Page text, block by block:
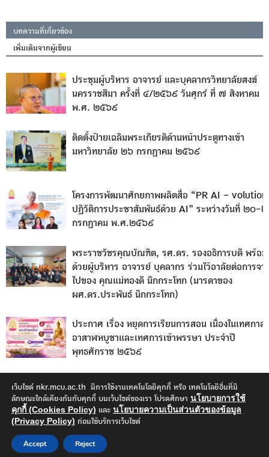
บทความที่เกี่ยวข้อง
เพิ่มเติมจากผู้เขียน
ประชุมผู้บริหาร อาจารย์ และบุคลากรวิทยาลัยสงฆ์
นครราชสีมา ครั้งที่ ๔/๒๕๖๙ วันศุกร์ ที่ ๗ สิงหาคม
พ.ศ. ๒๕๖๙
ติดตั้งป้ายเฉลิมพระเกียรติด้านหน้าประตูทางเข้า
มหาวิทยาลัย ๒๖ กรกฎาคม ๒๕๖๙
โครงการพัฒนาศักยภาพผลิตสื่อ “PR AI – volution
ปฏิวัติการประชาสัมพันธ์ด้วย AI” ระหว่างวันที่ ๒๐-
กรกฎาคม พ.ศ.๒๕๖๙
พระราชวัชรคุณบัณฑิต, รศ.ดร. รองอธิการบดี พร้อม
ด้วยผู้บริหาร อาจารย์ บุคลากร ร่วมไว้อาลัยต่อการจา
ไปของ คุณแม่ทองดี นึกกระโทก (มารดาของ
ผศ.ดร.ประพันธ์ นึกกระโทก)
ประกาศ เรื่อง หยุดการเรียนการสอน เนื่องในเทศกาล
อาสาฬหบูชาและเทศการเข้าพรรษา ประจำปี
พุทธศักราช ๒๕๖๙
© มหาวิทยาลัยมหาจุฬาลงกรณราชวิทยาลัย วิทยาเขตนครราชสีมา |
เว็บไซด์ nkr.mcu.ac.th มีการใช้งานเทคโนโลยีคุกกี้ หรือ เทคโนโลยีอื่นที่มี
ลักษณะใกล้เคียงกันกับคุกกี้ บนเว็บไซต์ของเรา โปรดศึกษา นโยบายการใช้
คุกกี้ (Cookies Policy) และ นโยบายความเป็นส่วนตัวของข้อมูล
(Privacy Policy) ก่อนใช้บริการเว็บไซต์
Accept Reject